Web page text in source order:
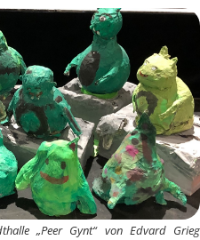
„Peer Gynt“ von Edvard Grieg